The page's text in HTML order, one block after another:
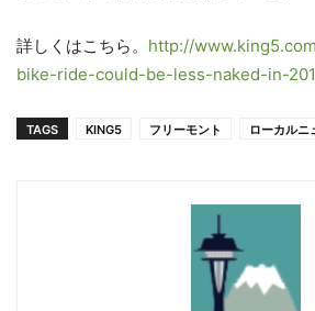
詳しくはこちら。 http://
bike-ride-could-be-less-naked-in-
TAGS KING5 フリーモント ローカルニ